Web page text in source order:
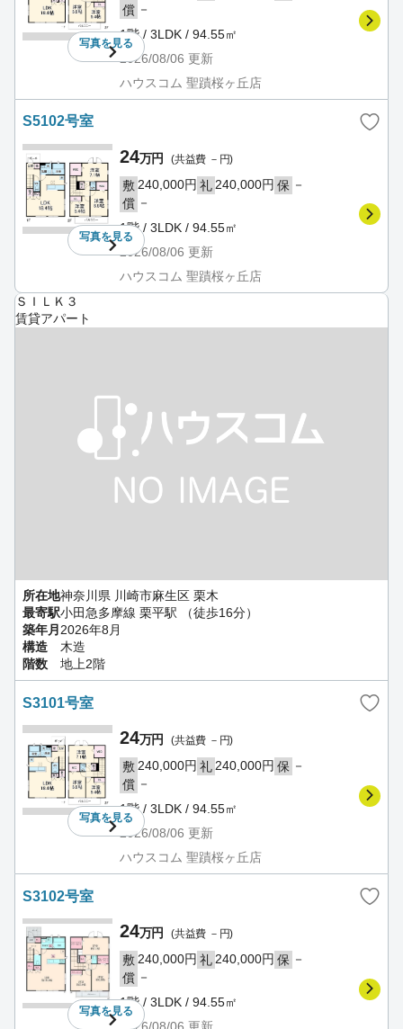
写真を見る
償 －
1階 / 3LDK / 94.55㎡
2026/08/06 更新
ハウスコム 聖蹟桜ヶ丘店
S5102号室
写真を見る
24万円 (共益費 －円)
敷 240,000円 礼 240,000円 保 －
償 －
1階 / 3LDK / 94.55㎡
2026/08/06 更新
ハウスコム 聖蹟桜ヶ丘店
ＳＩＬＫ３
賃貸アパート
所在地神奈川県 川崎市麻生区 栗木
最寄駅小田急多摩線 栗平駅 （徒歩16分）
築年月 2026年8月
構造
木造
階数
地上2階
S3101号室
写真を見る
24万円 (共益費 －円)
敷240,000円 礼240,000円 保 －
償 －
1階 / 3LDK / 94.55㎡
2026/08/06 更新
ハウスコム 聖蹟桜ヶ丘店
S3102号室
写真を見る
24万円 (共益費 －円)
敷240,000円 礼240,000円 保 －
償 －
1階 / 3LDK / 94.55㎡